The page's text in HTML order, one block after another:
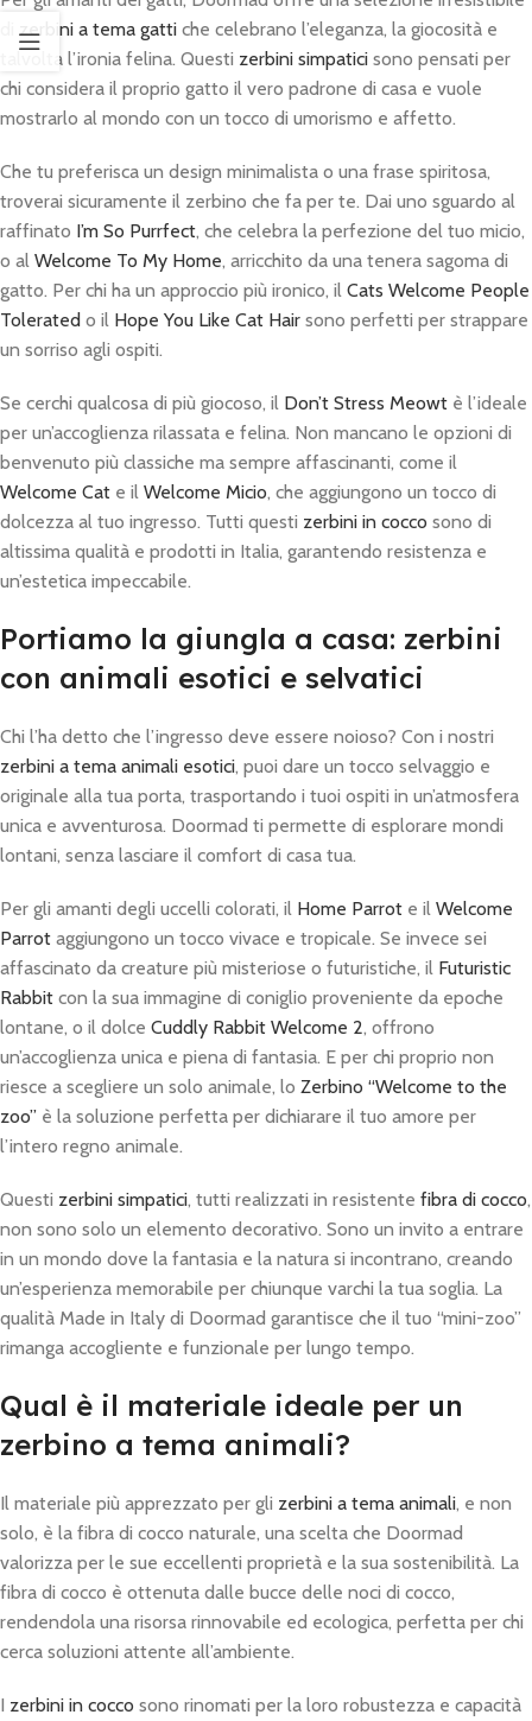
zerbini a tema gatti che celebrano l’eleganza, la giocosità e
talvolta l’ironia felina. Questi zerbini simpatici sono pensati per
chi considera il proprio gatto il vero padrone di casa e vuole
mostrarlo al mondo con un tocco di umorismo e affetto.
Che tu preferisca un design minimalista o una frase spiritosa,
troverai sicuramente il zerbino che fa per te. Dai uno sguardo al
raffinato I’m So Purrfect, che celebra la perfezione del tuo micio,
o al Welcome To My Home, arricchito da una tenera sagoma di
gatto. Per chi ha un approccio più ironico, il Cats Welcome People
Tolerated o il Hope You Like Cat Hair sono perfetti per strappare
un sorriso agli ospiti.
Se cerchi qualcosa di più giocoso, il Don’t Stress Meowt è l’ideale
per un’accoglienza rilassata e felina. Non mancano le opzioni di
benvenuto più classiche ma sempre affascinanti, come il
Welcome Cat e il Welcome Micio, che aggiungono un tocco di
dolcezza al tuo ingresso. Tutti questi zerbini in cocco sono di
altissima qualità e prodotti in Italia, garantendo resistenza e
un’estetica impeccabile.
Portiamo la giungla a casa: zerbini
con animali esotici e selvatici
Chi l’ha detto che l’ingresso deve essere noioso? Con i nostri
zerbini a tema animali esotici, puoi dare un tocco selvaggio e
originale alla tua porta, trasportando i tuoi ospiti in un’atmosfera
unica e avventurosa. Doormad ti permette di esplorare mondi
lontani, senza lasciare il comfort di casa tua.
Per gli amanti degli uccelli colorati, il Home Parrot e il Welcome
Parrot aggiungono un tocco vivace e tropicale. Se invece sei
affascinato da creature più misteriose o futuristiche, il Futuristic
Rabbit con la sua immagine di coniglio proveniente da epoche
lontane, o il dolce Cuddly Rabbit Welcome 2, offrono
un’accoglienza unica e piena di fantasia. E per chi proprio non
riesce a scegliere un solo animale, lo Zerbino “Welcome to the
zoo” è la soluzione perfetta per dichiarare il tuo amore per
l’intero regno animale.
Questi zerbini simpatici, tutti realizzati in resistente fibra di cocco,
non sono solo un elemento decorativo. Sono un invito a entrare
in un mondo dove la fantasia e la natura si incontrano, creando
un’esperienza memorabile per chiunque varchi la tua soglia. La
qualità Made in Italy di Doormad garantisce che il tuo “mini-zoo”
rimanga accogliente e funzionale per lungo tempo.
Qual è il materiale ideale per un
zerbino a tema animali?
Il materiale più apprezzato per gli zerbini a tema animali, e non
solo, è la fibra di cocco naturale, una scelta che Doormad
valorizza per le sue eccellenti proprietà e la sua sostenibilità. La
fibra di cocco è ottenuta dalle bucce delle noci di cocco,
rendendola una risorsa rinnovabile ed ecologica, perfetta per chi
cerca soluzioni attente all’ambiente.
I zerbini in cocco sono rinomati per la loro robustezza e capacità